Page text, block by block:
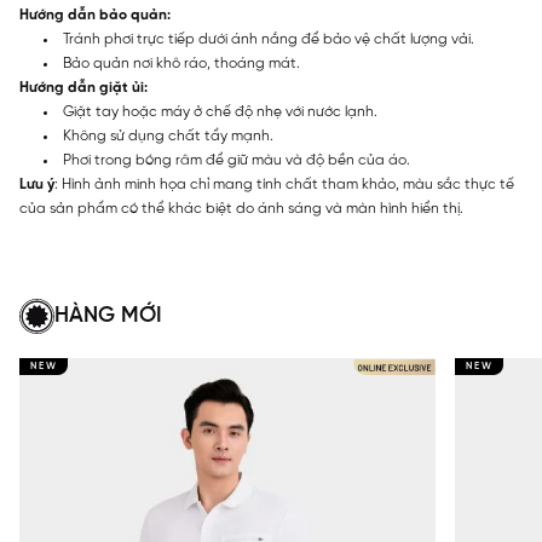
Hướng dẫn bảo quản:
Tránh phơi trực tiếp dưới ánh nắng để bảo vệ chất lượng vải.
Bảo quản nơi khô ráo, thoáng mát.
Hướng dẫn giặt ủi:
Giặt tay hoặc máy ở chế độ nhẹ với nước lạnh.
Không sử dụng chất tẩy mạnh.
Phơi trong bóng râm để giữ màu và độ bền của áo.
Lưu ý: Hình ảnh minh họa chỉ mang tính chất tham khảo, màu sắc thực tế
của sản phẩm có thể khác biệt do ánh sáng và màn hình hiển thị.
HÀNG MỚI
NEW NEW